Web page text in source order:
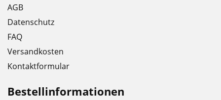
AGB
Datenschutz
FAQ
Versandkosten
Kontaktformular
Bestellinformationen